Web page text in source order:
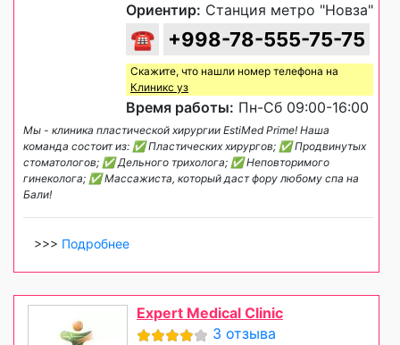
Ориентир: Станция метро "Новза"
☎ +998-78-555-75-75
Скажите, что нашли номер телефона на
Клиникс уз
Время работы: Пн-Сб 09:00-16:00
Мы - клиника пластической хирургии EstiMed Prime! Наша
команда состоит из: ✅ Пластических хирургов; ✅ Продвинутых
стоматологов; ✅ Дельного трихолога; ✅ Неповторимого
гинеколога; ✅ Массажиста, который даст фору любому спа на
Бали!
>>> Подробнее
Expert Medical Clinic
3 отзыва